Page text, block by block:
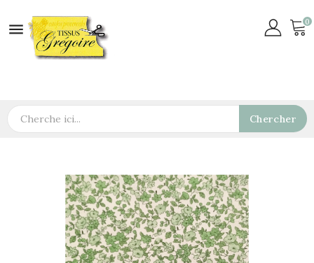
 0
Chercher